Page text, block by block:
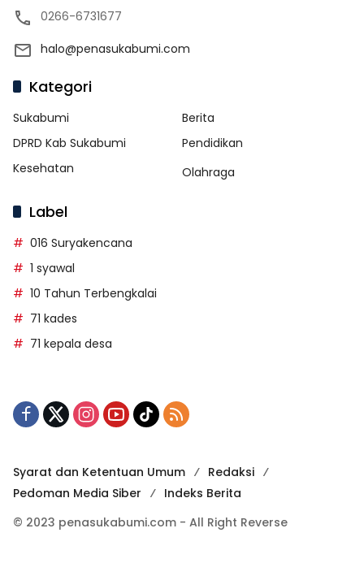
0266-6731677
halo@penasukabumi.com
Kategori
Sukabumi
Berita
DPRD Kab Sukabumi
Pendidikan
Kesehatan
Olahraga
Label
016 Suryakencana
1 syawal
10 Tahun Terbengkalai
71 kades
71 kepala desa
Syarat dan Ketentuan Umum
Redaksi
Pedoman Media Siber
Indeks Berita
© 2023 penasukabumi.com - All Right Reverse